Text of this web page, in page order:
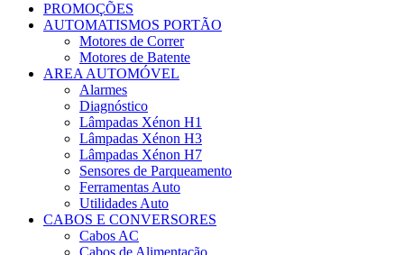
PROMOÇÕES
AUTOMATISMOS PORTÃO
Motores de Correr
Motores de Batente
AREA AUTOMÓVEL
Alarmes
Diagnóstico
Lâmpadas Xénon H1
Lâmpadas Xénon H3
Lâmpadas Xénon H7
Sensores de Parqueamento
Ferramentas Auto
Utilidades Auto
CABOS E CONVERSORES
Cabos AC
Cabos de Alimentação